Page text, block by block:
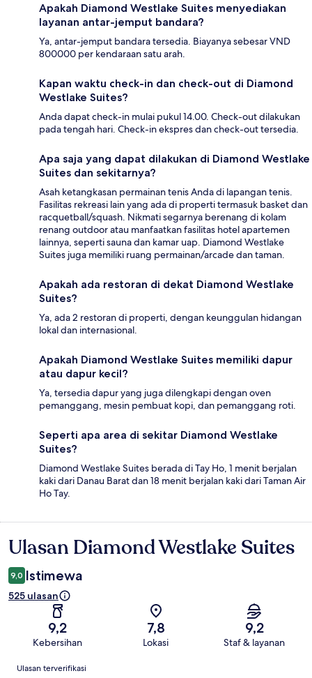
Apakah Diamond Westlake Suites menyediakan
layanan antar-jemput bandara?
Ya, antar-jemput bandara tersedia. Biayanya sebesar VND
800000 per kendaraan satu arah.
Kapan waktu check-in dan check-out di Diamond
Westlake Suites?
Anda dapat check-in mulai pukul 14.00. Check-out dilakukan
pada tengah hari. Check-in ekspres dan check-out tersedia.
Apa saja yang dapat dilakukan di Diamond Westlake
Suites dan sekitarnya?
Asah ketangkasan permainan tenis Anda di lapangan tenis.
Fasilitas rekreasi lain yang ada di properti termasuk basket dan
racquetball/squash. Nikmati segarnya berenang di kolam
renang outdoor atau manfaatkan fasilitas hotel apartemen
lainnya, seperti sauna dan kamar uap. Diamond Westlake
Suites juga memiliki ruang permainan/arcade dan taman.
Apakah ada restoran di dekat Diamond Westlake
Suites?
Ya, ada 2 restoran di properti, dengan keunggulan hidangan
lokal dan internasional.
Apakah Diamond Westlake Suites memiliki dapur
atau dapur kecil?
Ya, tersedia dapur yang juga dilengkapi dengan oven
pemanggang, mesin pembuat kopi, dan pemanggang roti.
Seperti apa area di sekitar Diamond Westlake
Suites?
Diamond Westlake Suites berada di Tay Ho, 1 menit berjalan
kaki dari Danau Barat dan 18 menit berjalan kaki dari Taman Air
Ho Tay.
Ulasan
Ulasan Diamond Westlake Suites
9,0 Istimewa
525 ulasan
9,2
Kebersihan
7,8
Lokasi
9,2
Staf & layanan
Ulasan
Ulasan terverifikasi